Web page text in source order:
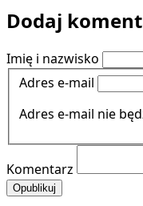
Dodaj
Imię i nazwisko
Adres e-mail
Adres e-mail nie
Komentarz
Opublikuj